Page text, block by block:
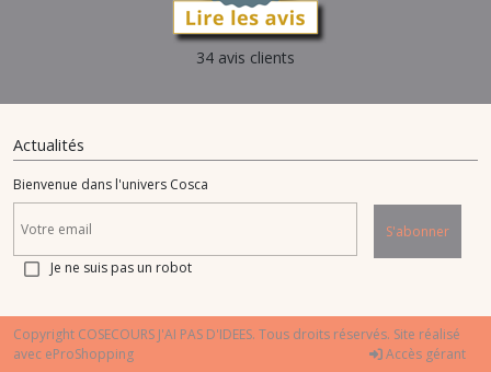
34 avis clients
Actualités
Bienvenue dans l'univers Cosca
S'abonner
Je ne suis pas un robot
Copyright COSECOURS J'AI PAS D'IDEES. Tous droits réservés. Site réalisé
avec eProShopping Accès gérant